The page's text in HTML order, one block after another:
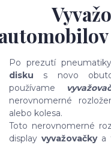
Po prezutí
disku s novo
používame
nerovnomerné
alebo kolesa.
Toto nerovnomerné
display vyvažovačkya